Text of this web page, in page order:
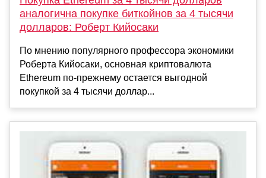
аналогична покупке биткойнов за 4 тысячи
долларов: Роберт Кийосаки
По мнению популярного профессора экономики
Роберта Кийосаки, основная криптовалюта
Ethereum по-прежнему остается выгодной
покупкой за 4 тысячи доллар...